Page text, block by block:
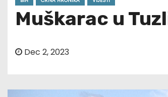
Muškarac u
Dec 2, 2023